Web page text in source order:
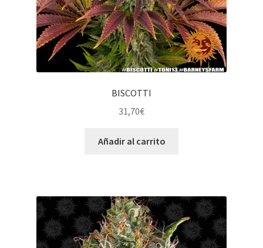
BISCOTTI
31,70€
Añadir al carrito